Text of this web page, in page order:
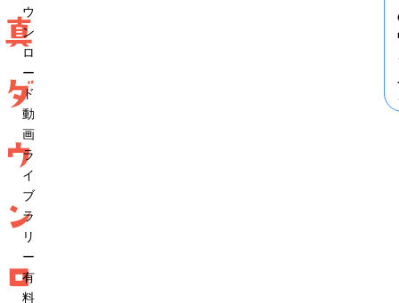
真
ダ
ウ
ン
ロ
ウ
ン
ロ
ー
ド
動
画
ラ
イ
ブ
ラ
リ
ー
有
料